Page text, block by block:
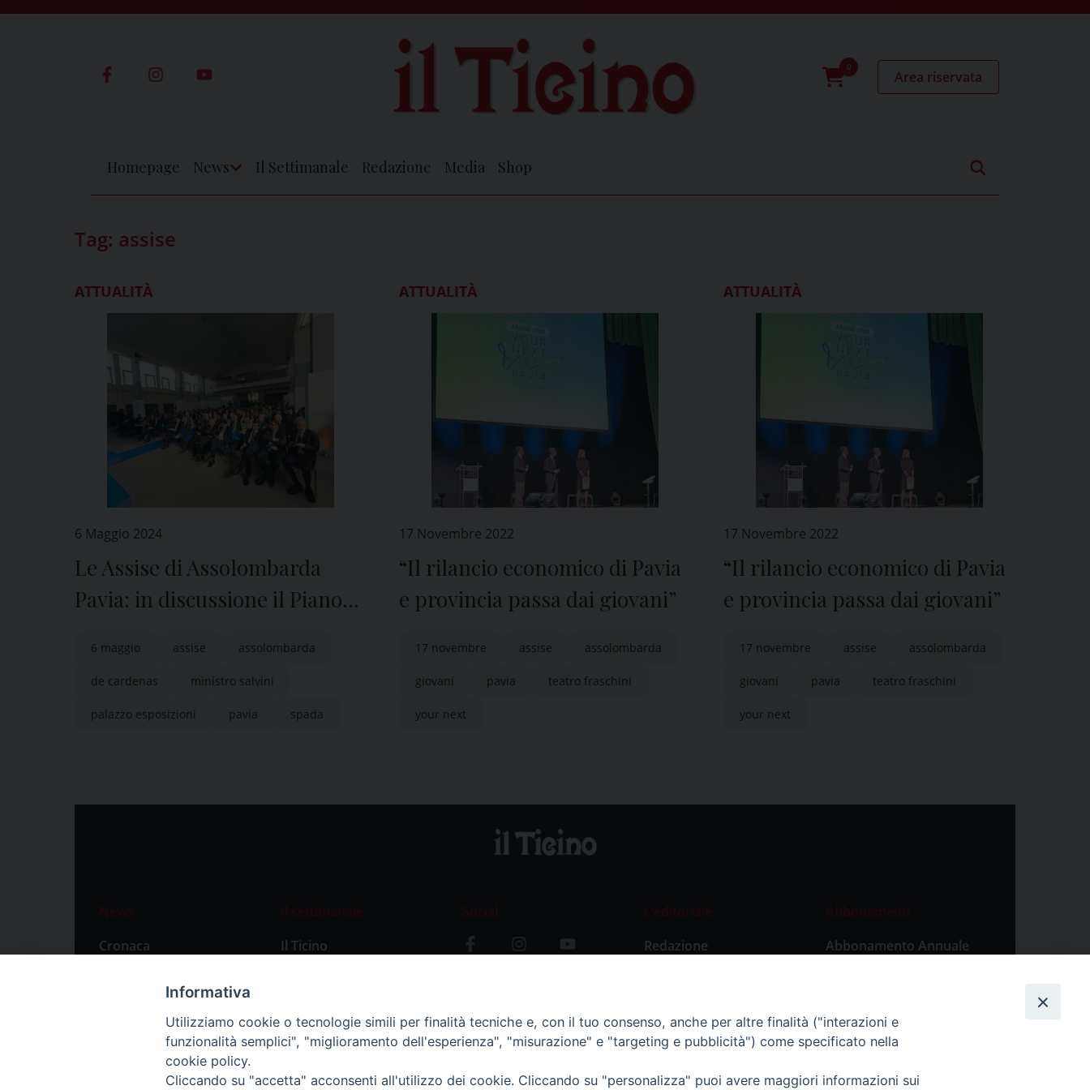
0
Area riservata
Homepage News Il Settimanale Redazione Media Shop
Tag: assise
ATTUALITÀ
6 Maggio 2024
Le Assise di Assolombarda
Pavia: in discussione il Piano
6 maggio assise assolombarda
de cardenas ministro salvini
palazzo esposizioni pavia spada
ATTUALITÀ
17 Novembre 2022
“Il rilancio economico di Pavia
e provincia passa dai giovani”
17 novembre assise assolombarda
giovani pavia teatro fraschini
your next
ATTUALITÀ
17 Novembre 2022
“Il rilancio economico di Pavia
e provincia passa dai giovani”
17 novembre assise assolombarda
giovani pavia teatro fraschini
your next
News
Cronaca
Primo Piano
Il settimanale
Il Ticino
Social
L’editoriale
Redazione
Abbonamenti
Abbonamento Annuale
Abbonamento Singola
Informativa
Utilizziamo cookie o tecnologie simili per finalità tecniche e, con il tuo consenso, anche per altre finalità ("interazioni e
funzionalità semplici", "miglioramento dell'esperienza", "misurazione" e "targeting e pubblicità") come specificato nella
cookie policy.
Cliccando su "accetta" acconsenti all'utilizzo dei cookie. Cliccando su "personalizza" puoi avere maggiori informazioni sui